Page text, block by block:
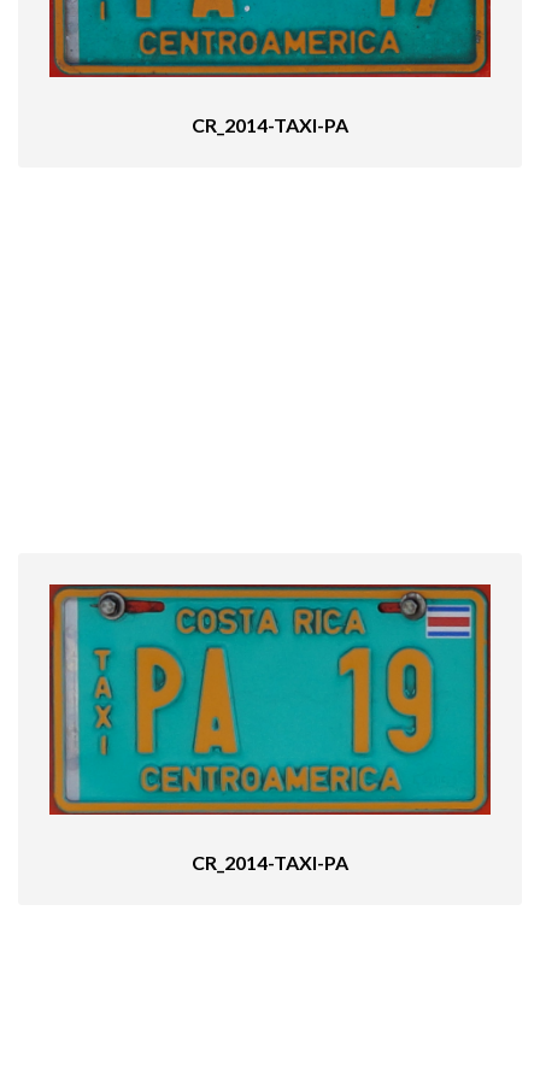
CR_2014-TAXI-PA
CR_2014-TAXI-PA